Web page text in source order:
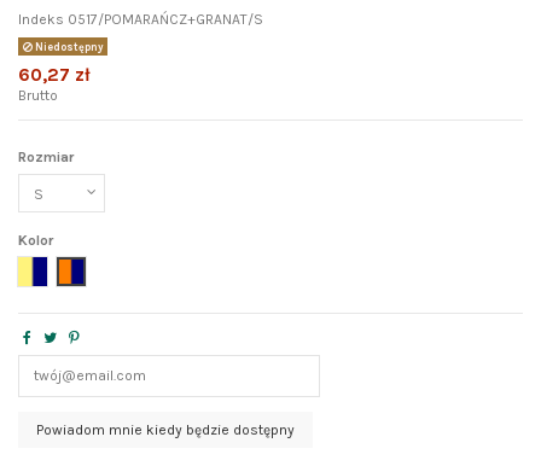
Indeks 0517/POMARAŃCZ+GRANAT/S
Niedostępny
60,27 zł
Brutto
Rozmiar
Kolor